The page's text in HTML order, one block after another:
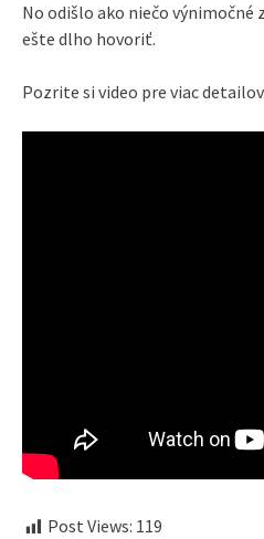
No odišlo ako niečo výnimočné
ešte dlho hovoriť.
Pozrite si video pre viac detailov.
Post Views: 119